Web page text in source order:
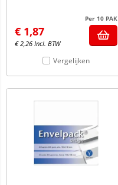
Per 10 PAK
€ 1,87
€2,26 Incl. BTW
Vergelijken